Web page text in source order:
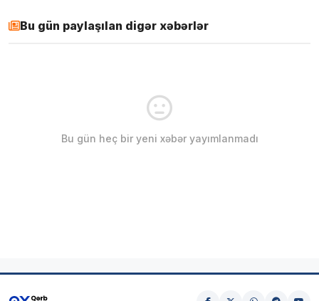
Bu gün paylaşılan digər xəbərlər
Bu gün heç bir yeni xəbər yayımlanmadı